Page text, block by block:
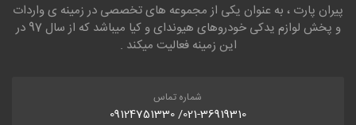
پیران پارت ، به عنوان یکی از مجموعه های تخصصی در زمینه ی واردات
و پخش لوازم یدکی خودروهای هیوندای و کیا میباشد که از سال 97 در
این زمینه فعالیت میکند .
شماره تماس
021-36919310/ 09124751330